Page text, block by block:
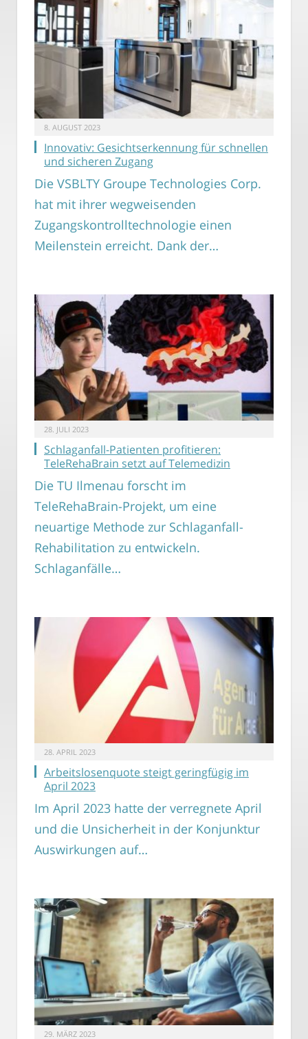
8. AUGUST 2023
Innovativ: Gesichtserkennung für schnellen
und sicheren Zugang
Die VSBLTY Groupe Technologies Corp.
hat mit ihrer wegweisenden
Zugangskontrolltechnologie einen
Meilenstein erreicht. Dank der…
28. JULI 2023
Schlaganfall-Patienten profitieren:
TeleRehaBrain setzt auf Telemedizin
Die TU Ilmenau forscht im
TeleRehaBrain-Projekt, um eine
neuartige Methode zur Schlaganfall-
Rehabilitation zu entwickeln.
Schlaganfälle…
28. APRIL 2023
Arbeitslosenquote steigt geringfügig im
April 2023
Im April 2023 hatte der verregnete April
und die Unsicherheit in der Konjunktur
Auswirkungen auf…
29. MÄRZ 2023